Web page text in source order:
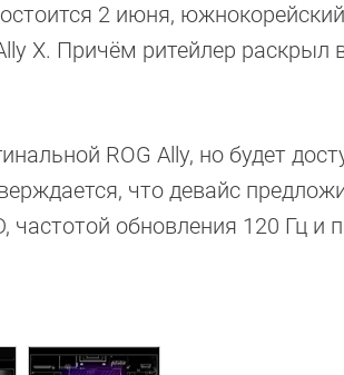
2 июня,
X. Причём ритейлер раскрыл
ROG Ally, но будет
что девайс
обновления 120 Гц и